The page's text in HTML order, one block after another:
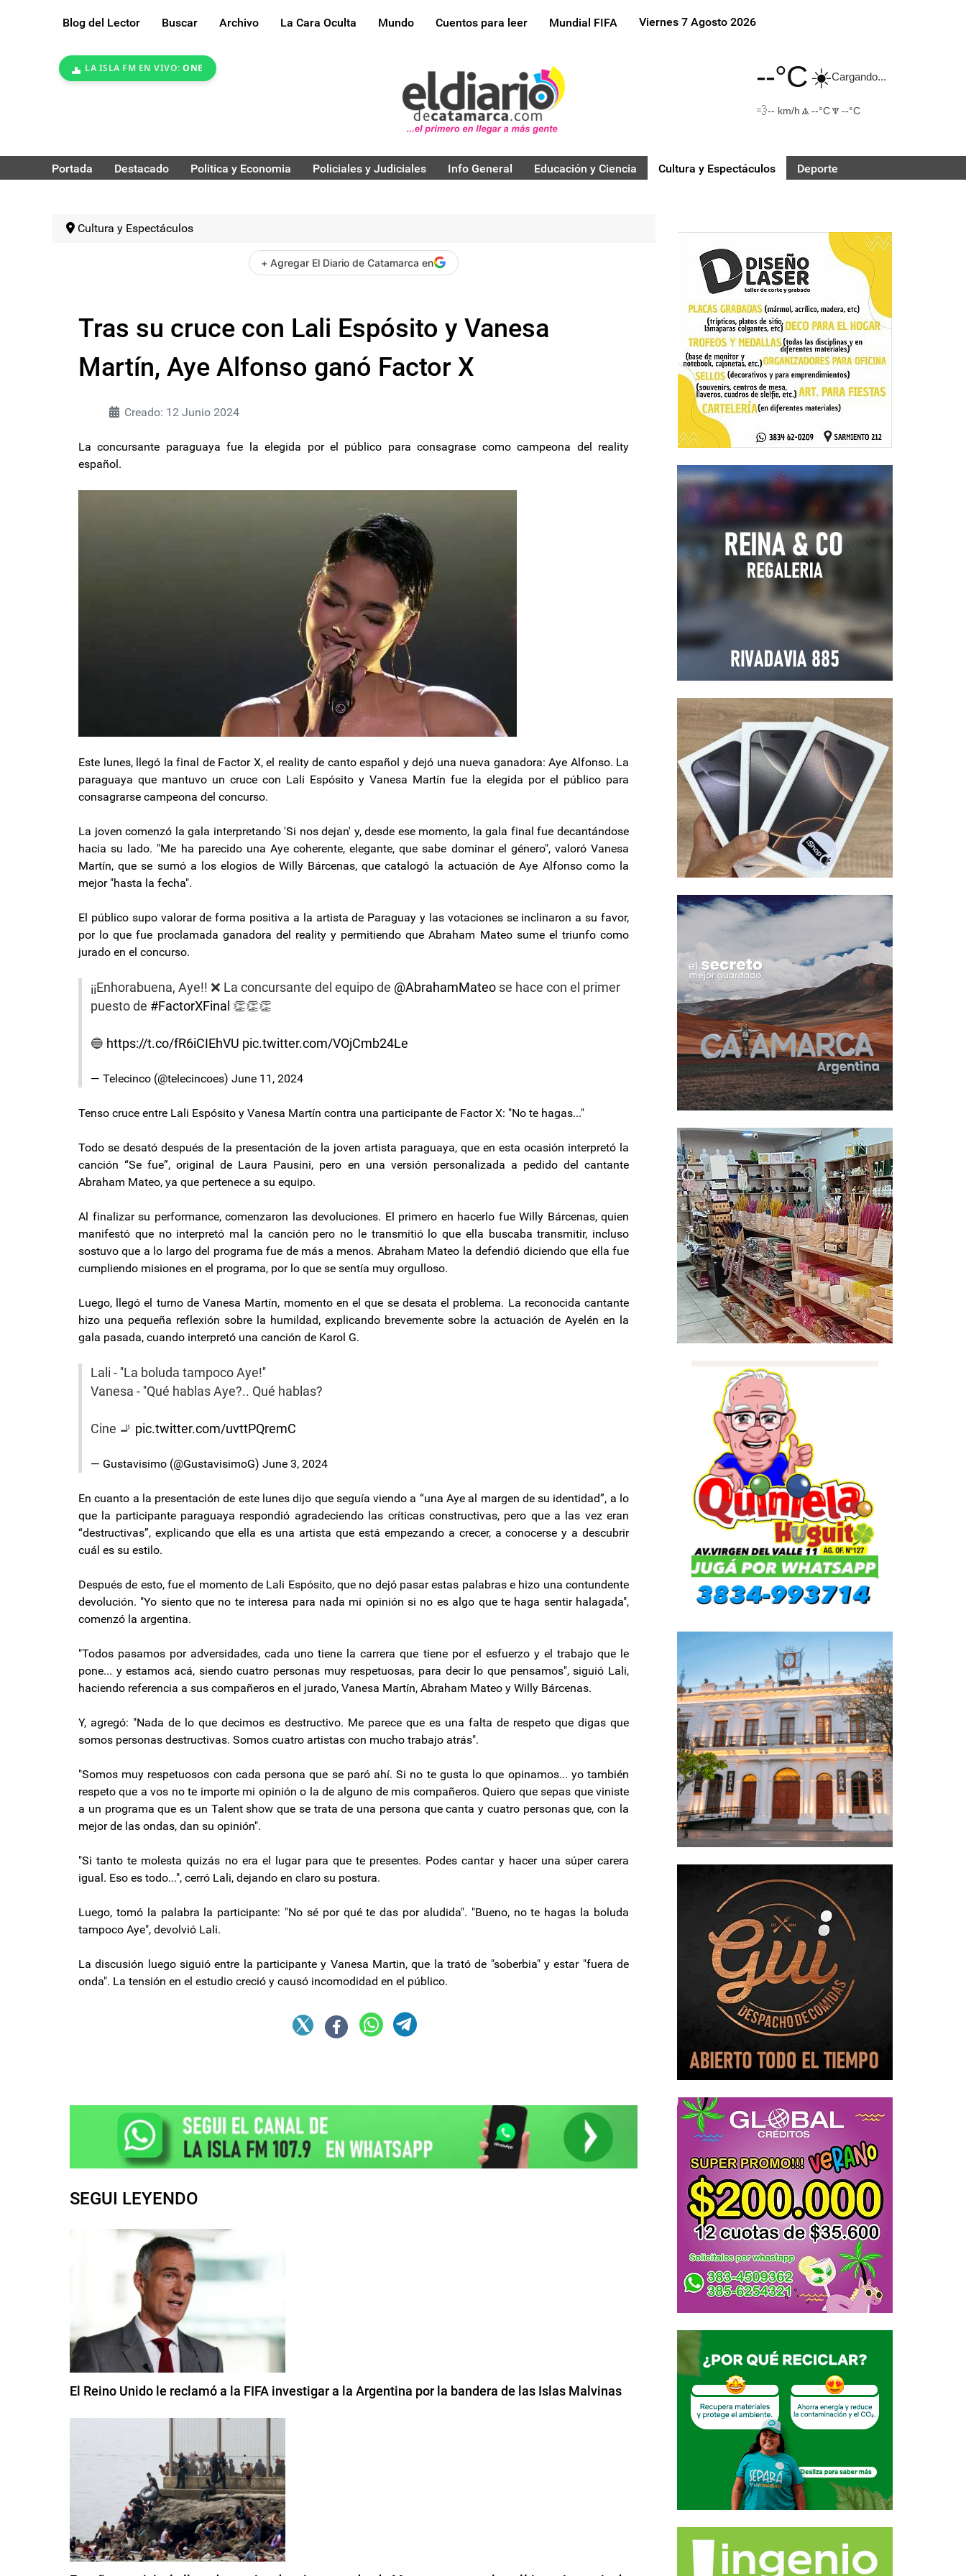
Blog del Lector Buscar Archivo La Cara Oculta Mundo Cuentos para leer Mundial FIFA Viernes 7 Agosto 2026
LA ISLA FM EN VIVO: ONE --°C☀️Cargando...
💨-- km/h 🔼 --°C🔽 --°C
Portada Destacado Politica y Economia Policiales y Judiciales Info General Educación y Ciencia Cultura y Espectáculos Deporte
Cultura y Espectáculos
+ Agregar El Diario de Catamarca en
Tras su cruce con Lali Espósito y Vanesa
Martín, Aye Alfonso ganó Factor X
Creado: 12 Junio 2024
La concursante paraguaya fue la elegida por el público para consagrase como campeona del reality
español.
Este lunes, llegó la final de Factor X, el reality de canto español y dejó una nueva ganadora: Aye Alfonso. La
paraguaya que mantuvo un cruce con Lali Espósito y Vanesa Martín fue la elegida por el público para
consagrarse campeona del concurso.
La joven comenzó la gala interpretando 'Si nos dejan' y, desde ese momento, la gala final fue decantándose
hacia su lado. "Me ha parecido una Aye coherente, elegante, que sabe dominar el género", valoró Vanesa
Martín, que se sumó a los elogios de Willy Bárcenas, que catalogó la actuación de Aye Alfonso como la
mejor "hasta la fecha".
El público supo valorar de forma positiva a la artista de Paraguay y las votaciones se inclinaron a su favor,
por lo que fue proclamada ganadora del reality y permitiendo que Abraham Mateo sume el triunfo como
jurado en el concurso.
¡¡Enhorabuena, Aye!! ❌ La concursante del equipo de @AbrahamMateo se hace con el primer
puesto de #FactorXFinal 👏👏👏
🔵 https://t.co/fR6iCIEhVU pic.twitter.com/VOjCmb24Le
— Telecinco (@telecincoes) June 11, 2024
Tenso cruce entre Lali Espósito y Vanesa Martín contra una participante de Factor X: "No te hagas..."
Todo se desató después de la presentación de la joven artista paraguaya, que en esta ocasión interpretó la
canción “Se fue”, original de Laura Pausini, pero en una versión personalizada a pedido del cantante
Abraham Mateo, ya que pertenece a su equipo.
Al finalizar su performance, comenzaron las devoluciones. El primero en hacerlo fue Willy Bárcenas, quien
manifestó que no interpretó mal la canción pero no le transmitió lo que ella buscaba transmitir, incluso
sostuvo que a lo largo del programa fue de más a menos. Abraham Mateo la defendió diciendo que ella fue
cumpliendo misiones en el programa, por lo que se sentía muy orgulloso.
Luego, llegó el turno de Vanesa Martín, momento en el que se desata el problema. La reconocida cantante
hizo una pequeña reflexión sobre la humildad, explicando brevemente sobre la actuación de Ayelén en la
gala pasada, cuando interpretó una canción de Karol G.
Lali - ''La boluda tampoco Aye!''
Vanesa - ''Qué hablas Aye?.. Qué hablas?
Cine 🚬 pic.twitter.com/uvttPQremC
— Gustavisimo (@GustavisimoG) June 3, 2024
En cuanto a la presentación de este lunes dijo que seguía viendo a “una Aye al margen de su identidad”, a lo
que la participante paraguaya respondió agradeciendo las críticas constructivas, pero que a las vez eran
“destructivas”, explicando que ella es una artista que está empezando a crecer, a conocerse y a descubrir
cuál es su estilo.
Después de esto, fue el momento de Lali Espósito, que no dejó pasar estas palabras e hizo una contundente
devolución. "Yo siento que no te interesa para nada mi opinión si no es algo que te haga sentir halagada",
comenzó la argentina.
"Todos pasamos por adversidades, cada uno tiene la carrera que tiene por el esfuerzo y el trabajo que le
pone... y estamos acá, siendo cuatro personas muy respetuosas, para decir lo que pensamos", siguió Lali,
haciendo referencia a sus compañeros en el jurado, Vanesa Martín, Abraham Mateo y Willy Bárcenas.
Y, agregó: "Nada de lo que decimos es destructivo. Me parece que es una falta de respeto que digas que
somos personas destructivas. Somos cuatro artistas con mucho trabajo atrás".
"Somos muy respetuosos con cada persona que se paró ahí. Si no te gusta lo que opinamos... yo también
respeto que a vos no te importe mi opinión o la de alguno de mis compañeros. Quiero que sepas que viniste
a un programa que es un Talent show que se trata de una persona que canta y cuatro personas que, con la
mejor de las ondas, dan su opinión".
"Si tanto te molesta quizás no era el lugar para que te presentes. Podes cantar y hacer una súper carera
igual. Eso es todo...", cerró Lali, dejando en claro su postura.
Luego, tomó la palabra la participante: "No sé por qué te das por aludida". "Bueno, no te hagas la boluda
tampoco Aye", devolvió Lali.
La discusión luego siguió entre la participante y Vanesa Martin, que la trató de "soberbia" y estar "fuera de
onda". La tensión en el estudio creció y causó incomodidad en el público.
SEGUI LEYENDO
El Reino Unido le reclamó a la FIFA investigar a la Argentina por la bandera de las Islas Malvinas